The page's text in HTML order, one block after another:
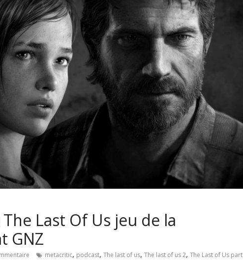
Last Of Us jeu de la
GNZ
metacritic, podcast, The last of us, The last of us 2, The Last of Us part